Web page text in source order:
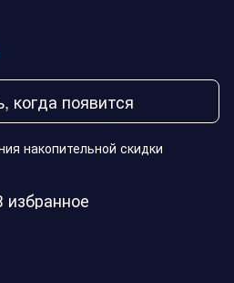
когда появится
накопительной скидки
избранное